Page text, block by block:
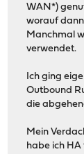
WAN*)
worauf
Manchmal
verwendet.
Ich ging
Outbound
die
Mein
habe ich HA